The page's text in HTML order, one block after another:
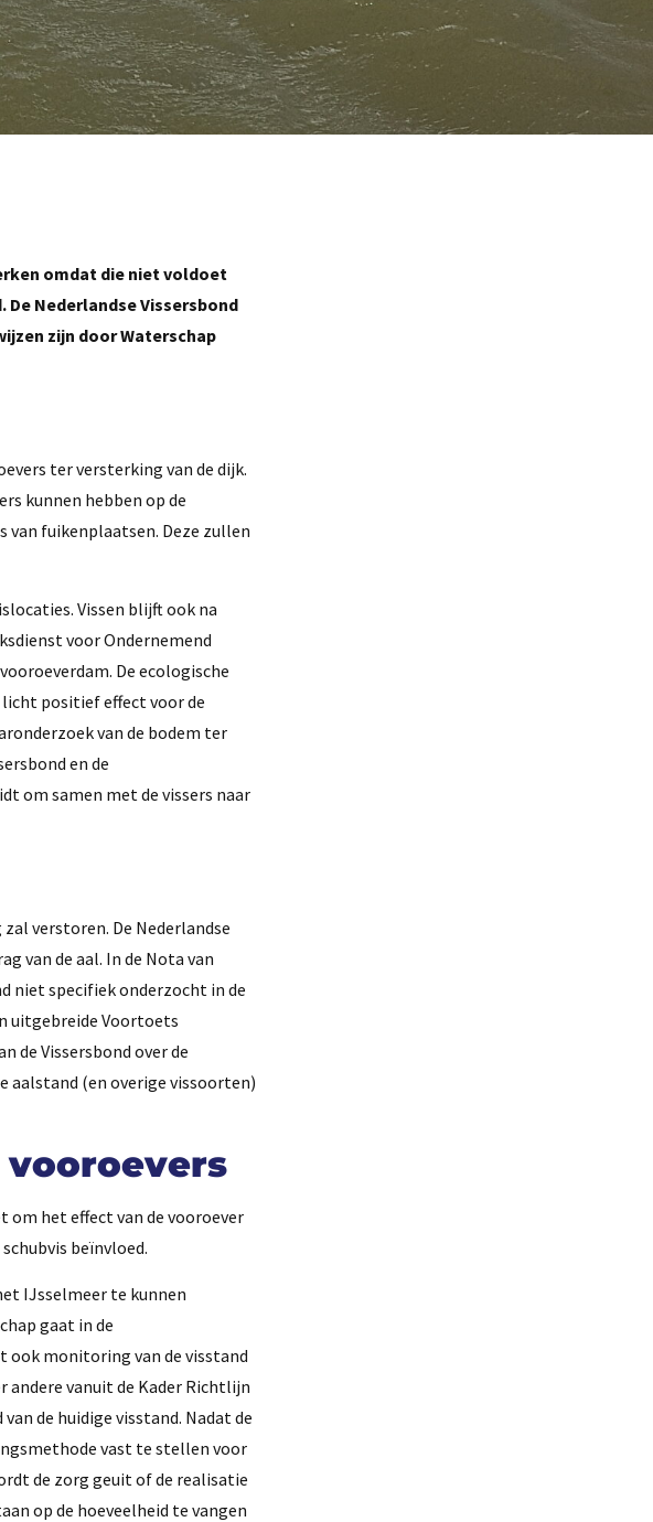
omdat die niet voldoet
Nederlandse Vissersbond
zijn door Waterschap
ter versterking van de dijk.
kunnen hebben op de
van fuikenplaatsen. Deze zullen
Vissen blijft ook na
voor Ondernemend
De ecologische
positief effect voor de
van de bodem ter
en de
om samen met de vissers naar
verstoren. De Nederlandse
van de aal. In de Nota van
niet specifiek onderzocht in de
uitgebreide Voortoets
de Vissersbond over de
aalstand (en overige vissoorten)
om het effect van de vooroever
beïnvloed.
IJsselmeer te kunnen
gaat in de
ook monitoring van de visstand
vanuit de Kader Richtlijn
de huidige visstand. Nadat de
vast te stellen voor
de zorg geuit of de realisatie
op de hoeveelheid te vangen